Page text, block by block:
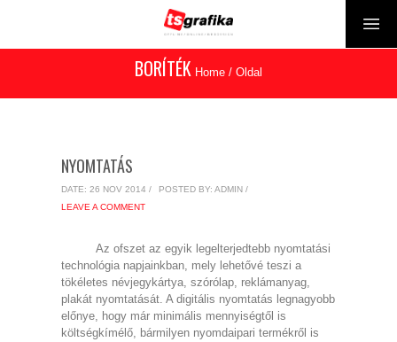
BORÍTÉK Home / Oldal
NYOMTATÁS
DATE: 26 NOV 2014 /
POSTED BY: ADMIN /
LEAVE A COMMENT
Az ofszet az egyik legelterjedtebb nyomtatási
technológia napjainkban, mely lehetővé teszi a
tökéletes névjegykártya, szórólap, reklámanyag,
plakát nyomtatását. A digitális nyomtatás legnagyobb
előnye, hogy már minimális mennyiségtől is
költségkímélő, bármilyen nyomdaipari termékről is